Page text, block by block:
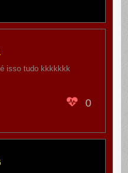
isso tudo kkkkkkk
0